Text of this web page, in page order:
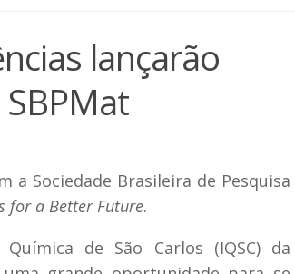
lançarão
a Sociedade Brasileira de Pesquisa
for a Better Future.
de São Carlos (IQSC) da